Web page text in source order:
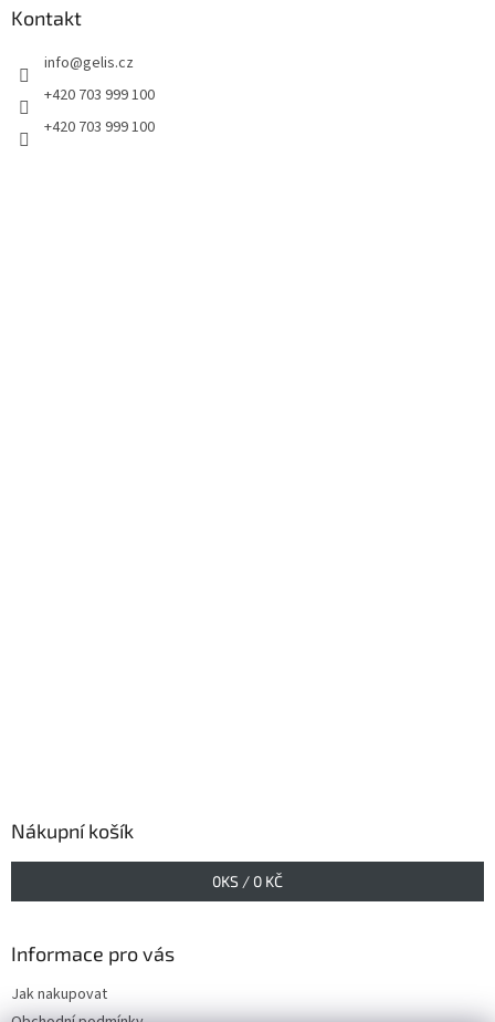
Kontakt
info@gelis.cz
+420 703 999 100
+420 703 999 100
Nákupní košík
0KS / 0 KČ
Informace pro vás
Jak nakupovat